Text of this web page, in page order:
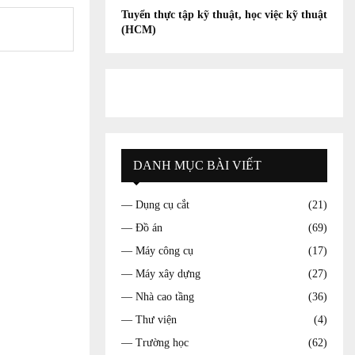
Tuyển thực tập kỹ thuật, học việc kỹ thuật
(HCM)
DANH MỤC BÀI VIẾT
— Dụng cụ cắt
(21)
— Đồ án
(69)
— Máy công cụ
(17)
— Máy xây dựng
(27)
— Nhà cao tầng
(36)
— Thư viện
(4)
— Trường học
(62)